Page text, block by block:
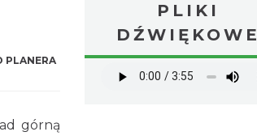
PLANERA
górną
PLIKI
DŹWIĘKOWE